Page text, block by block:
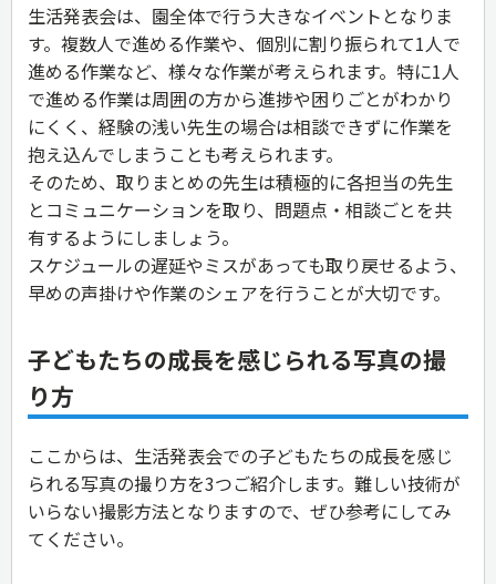
生活発表会は、園全体で行う大きなイベントとなりま
す。複数人で進める作業や、個別に割り振られて1人で
進める作業など、様々な作業が考えられます。特に1人
で進める作業は周囲の方から進捗や困りごとがわかり
にくく、経験の浅い先生の場合は相談できずに作業を
抱え込んでしまうことも考えられます。
そのため、取りまとめの先生は積極的に各担当の先生
とコミュニケーションを取り、問題点・相談ごとを共
有するようにしましょう。
スケジュールの遅延やミスがあっても取り戻せるよう、
早めの声掛けや作業のシェアを行うことが大切です。
子どもたちの成長を感じられる写真の撮
り方
ここからは、生活発表会での子どもたちの成長を感じ
られる写真の撮り方を3つご紹介します。難しい技術が
いらない撮影方法となりますので、ぜひ参考にしてみ
てください。